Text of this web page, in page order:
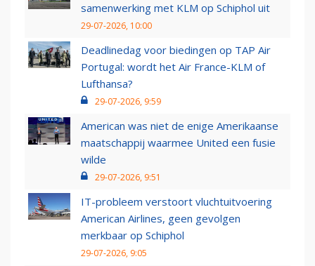
samenwerking met KLM op Schiphol uit
29-07-2026, 10:00
Deadlinedag voor biedingen op TAP Air
Portugal: wordt het Air France-KLM of
Lufthansa?
29-07-2026, 9:59
American was niet de enige Amerikaanse
maatschappij waarmee United een fusie
wilde
29-07-2026, 9:51
IT-probleem verstoort vluchtuitvoering
American Airlines, geen gevolgen
merkbaar op Schiphol
29-07-2026, 9:05